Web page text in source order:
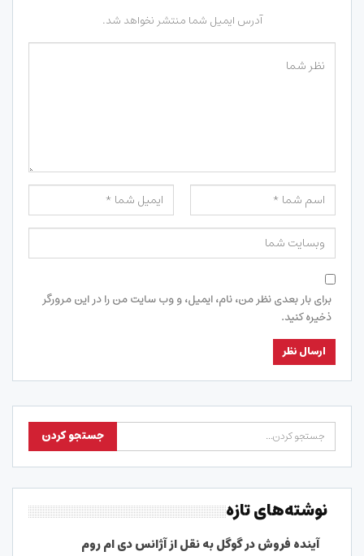
آدرس ایمیل شما منتشر نخواهد شد.
برای بار بعدی نظر من، نام، ایمیل، و وب سایت من را در این مرورگر
ذخیره کنید.
نوشته‌های تازه
آینده فروش در گوگل به نقل از آژانس دی ام روم